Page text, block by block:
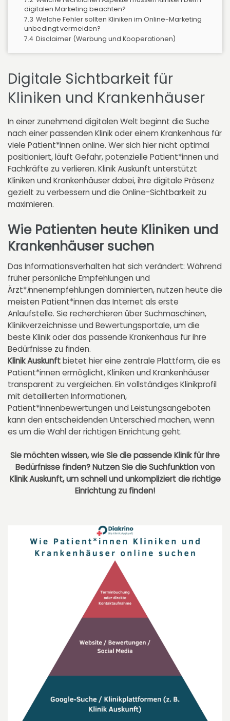
digitalen Marketing beachten?
7.3 Welche Fehler sollten Kliniken im Online-Marketing
unbedingt vermeiden?
7.4 Disclaimer (Werbung und Kooperationen)
Digitale Sichtbarkeit für
Kliniken und Krankenhäuser
In einer zunehmend digitalen Welt beginnt die Suche
nach einer passenden Klinik oder einem Krankenhaus für
viele Patient*innen online. Wer sich hier nicht optimal
positioniert, läuft Gefahr, potenzielle Patient*innen und
Fachkräfte zu verlieren. Klinik Auskunft unterstützt
Kliniken und Krankenhäuser dabei, ihre digitale Präsenz
gezielt zu verbessern und die Online-Sichtbarkeit zu
maximieren.
Wie Patienten heute Kliniken und
Krankenhäuser suchen
Das Informationsverhalten hat sich verändert: Während
früher persönliche Empfehlungen und
Ärzt*innenempfehlungen dominierten, nutzen heute die
meisten Patient*innen das Internet als erste
Anlaufstelle. Sie recherchieren über Suchmaschinen,
Klinikverzeichnisse und Bewertungsportale, um die
beste Klinik oder das passende Krankenhaus für ihre
Bedürfnisse zu finden.
Klinik Auskunftbietet hier eine zentrale Plattform, die es
Patient*innen ermöglicht, Kliniken und Krankenhäuser
transparent zu vergleichen. Ein vollständiges Klinikprofil
mit detaillierten Informationen,
Patient*innenbewertungen und Leistungsangeboten
kann den entscheidenden Unterschied machen, wenn
es um die Wahl der richtigen Einrichtung geht.
Sie möchten wissen, wie Sie die passende Klinik für Ihre
Bedürfnisse finden? Nutzen Sie die Suchfunktion von
Klinik Auskunft, um schnell und unkompliziert die richtige
Einrichtung zu finden!